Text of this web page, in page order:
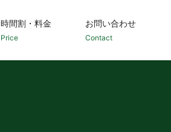
時間割・料金
Price
お問い合わせ
Contact